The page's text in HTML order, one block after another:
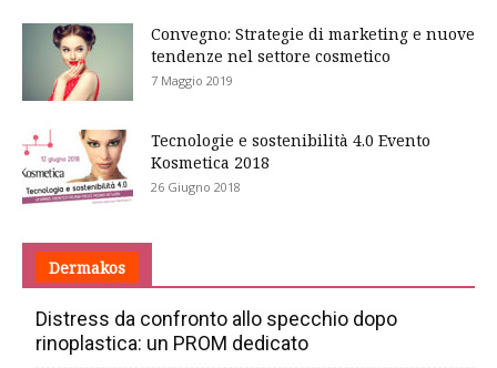
Convegno: Strategie di marketing e nuove
tendenze nel settore cosmetico
7 Maggio 2019
Tecnologie e sostenibilità 4.0 Evento
Kosmetica 2018
26 Giugno 2018
Dermakos
Distress da confronto allo specchio dopo
rinoplastica: un PROM dedicato